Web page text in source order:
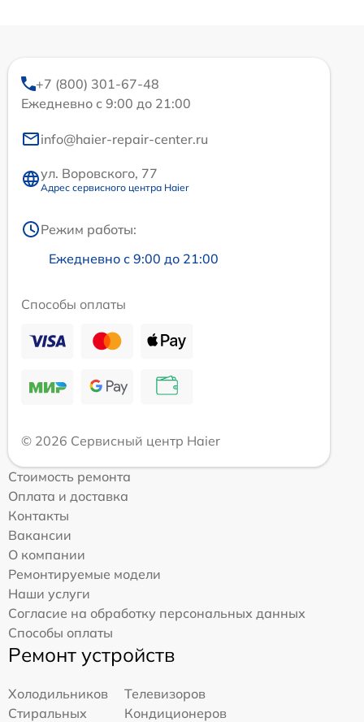
+7 (800) 301-67-48
Ежедневно с 9:00 до 21:00
info@haier-repair-center.ru
ул. Воровского, 77
Адрес сервисного центра Haier
Режим работы:
Ежедневно с 9:00 до 21:00
Способы оплаты
© 2026 Сервисный центр Haier
Стоимость ремонта
Оплата и доставка
Контакты
Вакансии
О компании
Ремонтируемые модели
Наши услуги
Согласие на обработку персональных данных
Способы оплаты
Ремонт устройств
Холодильников
Телевизоров
Стиральных
Кондиционеров